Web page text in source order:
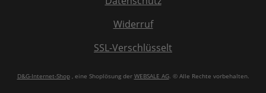
Widerruf
SSL-Verschlüsselt
D&G-Internet-Shop, eine Shoplösung der WEBSALE AG. © Alle Rechte vorbehalten.